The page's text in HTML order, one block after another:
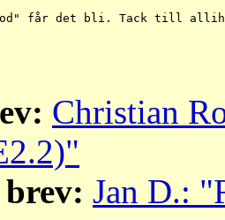
får det bli. Tack till
Christian
Jan D.: